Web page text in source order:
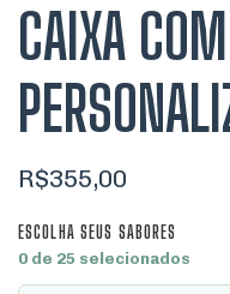
CAIXA
R$355,00
ESCOLHA SEUS SABORES
0 de 25 selecionados